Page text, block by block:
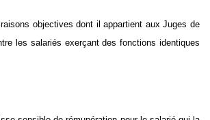
objectives dont il appartient aux Juges de
les salariés exerçant des fonctions identiques